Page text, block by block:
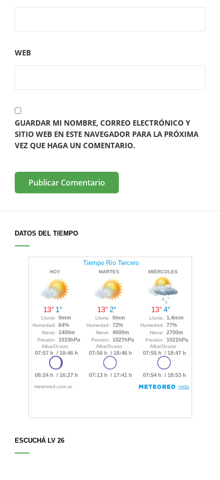
WEB
GUARDAR MI NOMBRE, CORREO ELECTRÓNICO Y
SITIO WEB EN ESTE NAVEGADOR PARA LA PRÓXIMA
VEZ QUE HAGA UN COMENTARIO.
DATOS DEL TIEMPO
ESCUCHÁ LV 26